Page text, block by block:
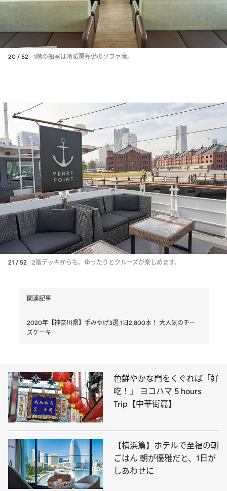
20 / 52 1階の船室は冷暖房完備のソファ席。
21 / 52 2階デッキからも、ゆったりとクルーズが楽しめます。
関連記事
2020年【神奈川県】手みやげ3選 1日2,800本！ 大人気のチー
ズケーキ
色鮮やかな門をくぐれば「好
吃！」 ヨコハマ 5 hours
Trip【中華街篇】
【横浜篇】ホテルで至福の朝
ごはん 朝が優雅だと、1日が
しあわせに